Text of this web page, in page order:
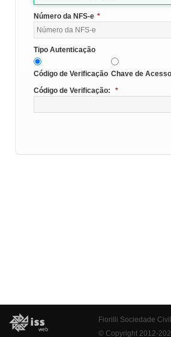
Número da NFS-e *
Tipo Autenticação
Código de Verificação Chave de Acesso
Código de Verificação:
*
Fiorilli Sociedade
© Copyright 2012-